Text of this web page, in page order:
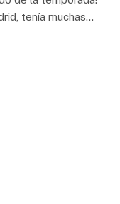
tenía muchas…